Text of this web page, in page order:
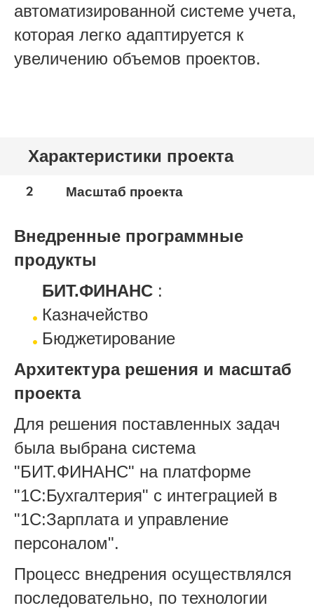
автоматизированной системе учета,
которая легко адаптируется к
увеличению объемов проектов.
Характеристики проекта
2 Масштаб проекта
Внедренные программные
продукты
БИТ.ФИНАНС :
Казначейство
Бюджетирование
Архитектура решения и масштаб
проекта
Для решения поставленных задач
была выбрана система
"БИТ.ФИНАНС" на платформе
"1С:Бухгалтерия" с интеграцией в
"1С:Зарплата и управление
персоналом".
Процесс внедрения осуществлялся
последовательно, по технологии